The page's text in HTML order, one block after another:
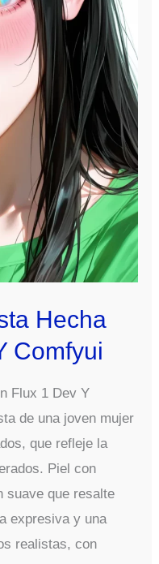
Hecha
Comfyui
Flux 1 Dev Y
de una joven mujer
que refleje la
Piel con
suave que resalte
expresiva y una
realistas, con